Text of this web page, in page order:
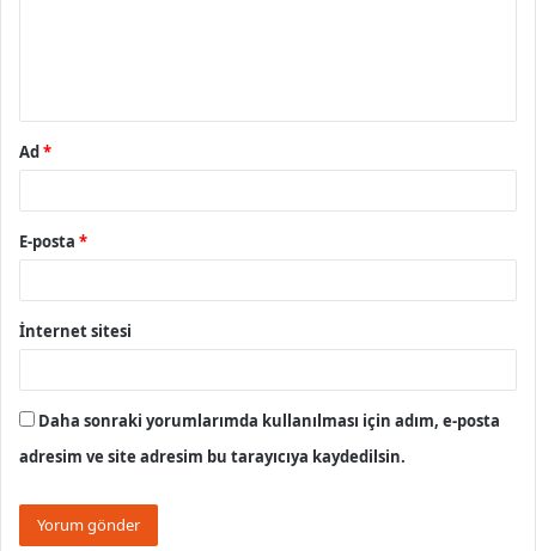
Ad*
E-posta *
İnternet sitesi
Daha sonraki yorumlarımda kullanılması için adım, e-posta
adresim ve site adresim bu tarayıcıya kaydedilsin.